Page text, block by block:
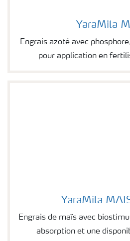
Image of YaraMila MAIS
YaraMila
Engrais azoté avec
pour application en
Image of YaraMila MAIS
YaraMila
Engrais de maïs avec
absorption et une